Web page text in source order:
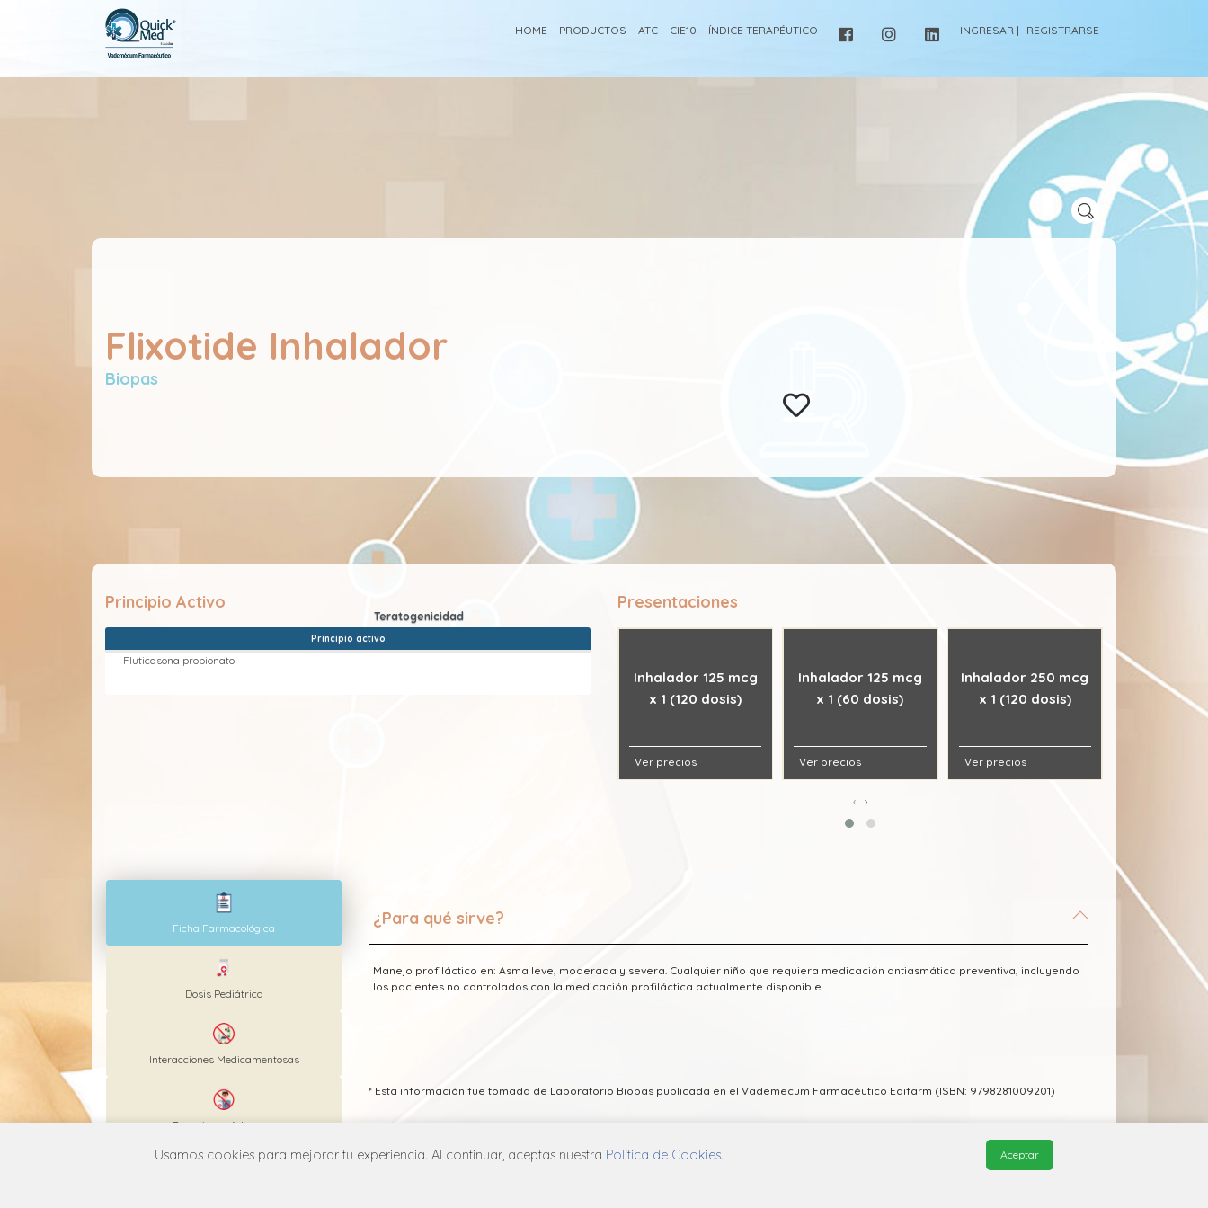
HOME PRODUCTOS ATC CIE10 ÍNDICE TERAPÉUTICO INGRESAR | REGISTRARSE
Flixotide Inhalador
Biopas
Principio Activo
Principio activo
Fluticasona propionato
Presentaciones
Inhalador 125 mcg
x 1 (120 dosis)
Ver precios
Inhalador 125 mcg
x 1 (60 dosis)
Ver precios
Inhalador 250 mcg
x 1 (120 dosis)
Ver precios
Inhalador
x 1 (60
‹ ›
Ficha Farmacológica
Dosis Pediátrica
Interacciones Medicamentosas
Reacciones Adversas
¿Para qué sirve?
Manejo profiláctico en: Asma leve, moderada y severa. Cualquier niño que requiera medicación antiasmática preventiva, incluyendo
los pacientes no controlados con la medicación profiláctica actualmente disponible.
* Esta información fue tomada de Laboratorio Biopas publicada en el Vademecum Farmacéutico Edifarm (ISBN: 9798281009201)
Usamos cookies para mejorar tu experiencia. Al continuar, aceptas nuestra Política de Cookies. Aceptar